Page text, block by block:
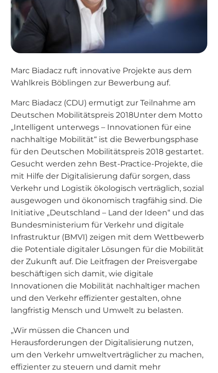
Marc Biadacz ruft innovative Projekte aus dem
Wahlkreis Böblingen zur Bewerbung auf.
Marc Biadacz (CDU) ermutigt zur Teilnahme am
Deutschen Mobilitätspreis 2018Unter dem Motto
„Intelligent unterwegs – Innovationen für eine
nachhaltige Mobilität“ ist die Bewerbungsphase
für den Deutschen Mobilitätspreis 2018 gestartet.
Gesucht werden zehn Best-Practice-Projekte, die
mit Hilfe der Digitalisierung dafür sorgen, dass
Verkehr und Logistik ökologisch verträglich, sozial
ausgewogen und ökonomisch tragfähig sind. Die
Initiative „Deutschland – Land der Ideen“ und das
Bundesministerium für Verkehr und digitale
Infrastruktur (BMVI) zeigen mit dem Wettbewerb
die Potentiale digitaler Lösungen für die Mobilität
der Zukunft auf. Die Leitfragen der Preisvergabe
beschäftigen sich damit, wie digitale
Innovationen die Mobilität nachhaltiger machen
und den Verkehr effizienter gestalten, ohne
langfristig Mensch und Umwelt zu belasten.
„Wir müssen die Chancen und
Herausforderungen der Digitalisierung nutzen,
um den Verkehr umweltverträglicher zu machen,
effizienter zu steuern und damit mehr